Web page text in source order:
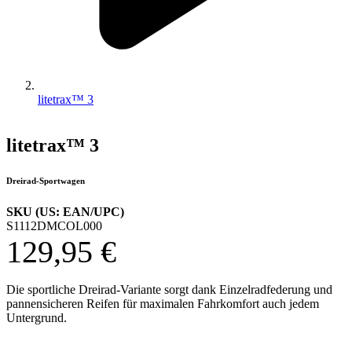
litetrax™ 3
litetrax™ 3
Dreirad-Sportwagen
SKU (US: EAN/UPC)
S1112DMCOL000
129,95 €
Die sportliche Dreirad-Variante sorgt dank Einzelradfederung und
pannensicheren Reifen für maximalen Fahrkomfort auch jedem
Untergrund.